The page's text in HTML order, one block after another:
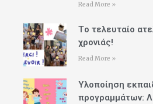
Read More »
Tο τελευταίο
χρονιάς!
Read More »
Υλοποίηση
προγραμμάτων: